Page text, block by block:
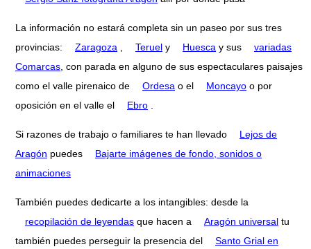
La información no estará completa sin un paseo por sus tres
provincias:
Zaragoza Teruel y Huesca y sus
variadas
Comarcas , con parada en alguno de sus espectaculares paisajes
como el valle pirenaico de
Ordesa o el Moncayo o por
oposición en el valle el
Ebro
Si razones de trabajo o familiares te han llevado
Lejos de
Aragón puedes
Bajarte imágenes de fondo, sonidos o
animaciones
También puedes dedicarte a los intangibles: desde la
recopilación de leyendas que hacen a Aragón universal tu
también puedes perseguir la presencia del
Santo Grial en